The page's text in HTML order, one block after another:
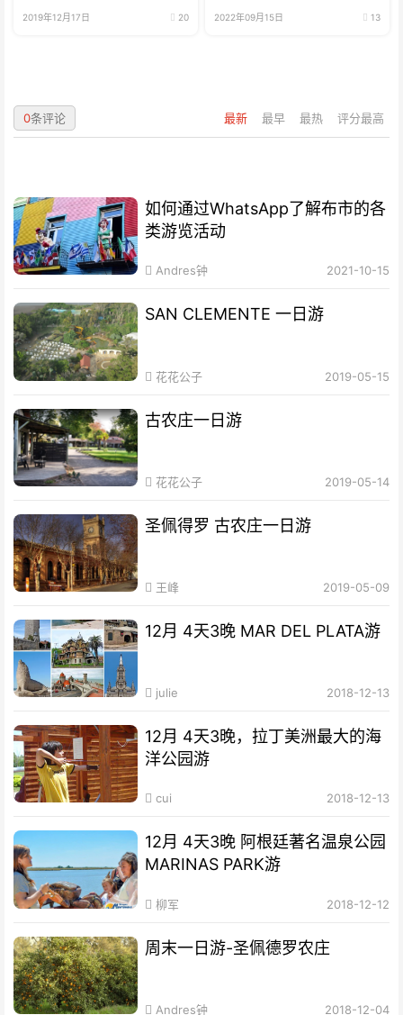
2019年12月17日 20 2022年09月15日 13
最新 最早 最热 评分最高
0条评论
如何通过WhatsApp了解布市的各
类游览活动
Andres钟 2021-10-15
SAN CLEMENTE 一日游
花花公子 2019-05-15
古农庄一日游
花花公子 2019-05-14
圣佩得罗 古农庄一日游
王峰 2019-05-09
12月 4天3晚 MAR DEL PLATA游
julie 2018-12-13
12月 4天3晚，拉丁美洲最大的海
洋公园游
cui 2018-12-13
12月 4天3晚 阿根廷著名温泉公园
MARINAS PARK游
柳军 2018-12-12
周末一日游-圣佩德罗农庄
Andres钟 2018-12-04